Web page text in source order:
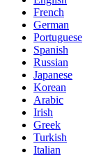
French
German
Portuguese
Spanish
Russian
Japanese
Korean
Arabic
Irish
Greek
Turkish
Italian